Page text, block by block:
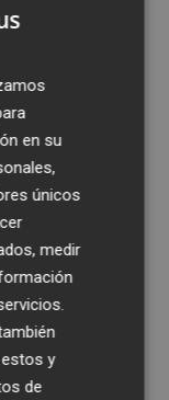
de edad,
defendió la
, Segunda
que hiciera
mitad de
y ha
etapas en el
de edad,
en el
director
en su
únicos
medir
y
de